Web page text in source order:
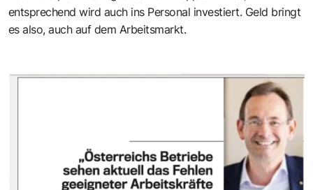
entsprechend wird auch ins Personal investiert. Geld bringt
es also, auch auf dem Arbeitsmarkt.